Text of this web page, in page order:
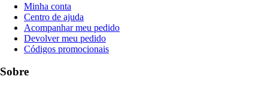
Minha conta
Centro de ajuda
Acompanhar meu pedido
Devolver meu pedido
Códigos promocionais
Sobre